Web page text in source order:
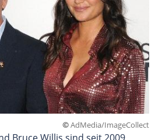
©AdMedia/ImageCollect